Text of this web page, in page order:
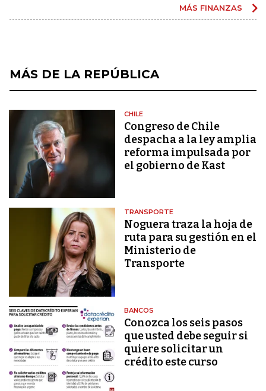
MÁS FINANZAS
MÁS DE LA REPÚBLICA
CHILE
Congreso de Chile
despacha a la ley amplia
reforma impulsada por
el gobierno de Kast
TRANSPORTE
Noguera traza la hoja de
ruta para su gestión en el
Ministerio de
Transporte
BANCOS
Conozca los seis pasos
que usted debe seguir si
quiere solicitar un
crédito este curso